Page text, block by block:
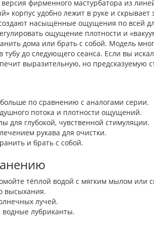
фирменного мастурбатора из
корпус удобно лежит в руке и
насыщённые ощущения по всей
ощущение плотности и
дома или брать с собой. Модель
до следующего сеанса. Если вы
выразительную, но предсказуемую
по сравнению с аналогами серии.
потока и плотности ощущений.
для глубокой, чувственной стимуляции.
рукава для очистки.
и брать с собой.
тёплой водой с мягким мылом
высыхания.
лучей.
водные лубриканты.